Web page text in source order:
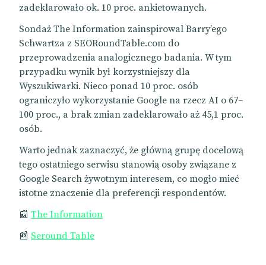
zadeklarowało ok. 10 proc. ankietowanych.
Sondaż The Information zainspirowal Barry’ego
Schwartza z SEORoundTable.com do
przeprowadzenia analogicznego badania. W tym
przypadku wynik był korzystniejszy dla
Wyszukiwarki. Nieco ponad 10 proc. osób
ograniczyło wykorzystanie Google na rzecz AI o 67–
100 proc., a brak zmian zadeklarowało aż 45,1 proc.
osób.
Warto jednak zaznaczyć, że główną grupę docelową
tego ostatniego serwisu stanowią osoby związane z
Google Search żywotnym interesem, co mogło mieć
istotne znaczenie dla preferencji respondentów.
📰 The Information
📰 Seround Table